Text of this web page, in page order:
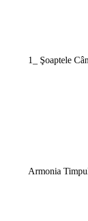
1_ Şoaptele
Armonia